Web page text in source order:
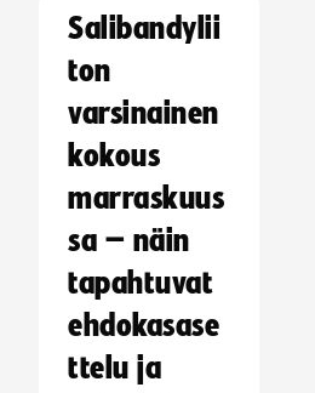
Salibandylii
ton
varsinainen
kokous
marraskuus
sa – näin
tapahtuvat
ehdokasase
ttelu ja